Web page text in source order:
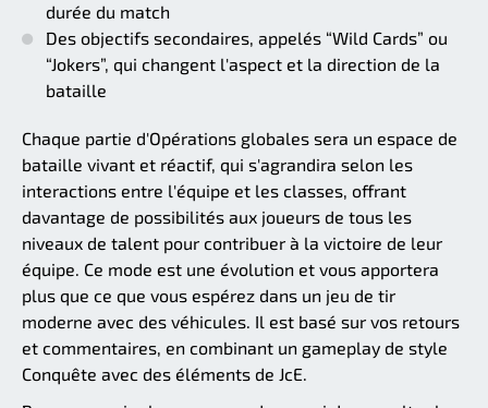
durée du match
Des objectifs secondaires, appelés “Wild Cards” ou
“Jokers”, qui changent l'aspect et la direction de la
bataille
Chaque partie d'Opérations globales sera un espace de
bataille vivant et réactif, qui s'agrandira selon les
interactions entre l'équipe et les classes, offrant
davantage de possibilités aux joueurs de tous les
niveaux de talent pour contribuer à la victoire de leur
équipe. Ce mode est une évolution et vous apportera
plus que ce que vous espérez dans un jeu de tir
moderne avec des véhicules. Il est basé sur vos retours
et commentaires, en combinant un gameplay de style
Conquête avec des éléments de JcE.